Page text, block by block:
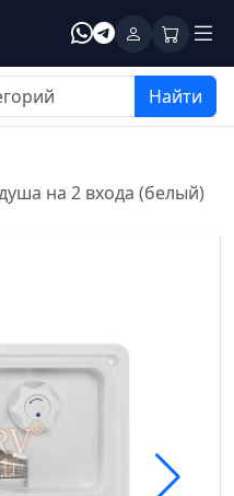
Найти
на 2 входа (белый)